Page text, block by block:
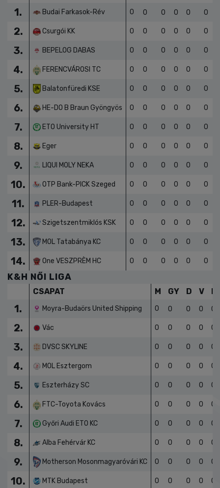
1. Budai Farkasok-Rév 0 0 0 0 0 0
2. Csurgói KK 0 0 0 0 0 0
3. BEPELOG DABAS 0 0 0 0 0 0
4. FERENCVÁROSI TC 0 0 0 0 0 0
5. Balatonfüredi KSE 0 0 0 0 0 0
6. HE-DO B Braun Gyöngyös 0 0 0 0 0 0
7. ETO University HT 0 0 0 0 0 0
8. Eger 0 0 0 0 0 0
9. LIQUI MOLY NEKA 0 0 0 0 0 0
10. OTP Bank-PICK Szeged 0 0 0 0 0 0
11. PLER-Budapest 0 0 0 0 0 0
12. Szigetszentmiklós KSK 0 0 0 0 0 0
13. MOL Tatabánya KC 0 0 0 0 0 0
14. One VESZPRÈM HC 0 0 0 0 0 0
K&H NŐI LIGA
CSAPAT M GY D V
1. Moyra-Budaörs United Shipping 0 0 0 0 0
2. Vác 0 0 0 0 0
3. DVSC SKYLINE 0 0 0 0 0
4. MOL Esztergom 0 0 0 0 0
5. Eszterházy SC 0 0 0 0 0
6. FTC-Toyota Kovács 0 0 0 0 0
7. Győri Audi ETO KC 0 0 0 0 0
8. Alba Fehérvár KC 0 0 0 0 0
9. Motherson Mosonmagyaróvári KC 0 0 0 0 0
10. MTK Budapest 0 0 0 0 0